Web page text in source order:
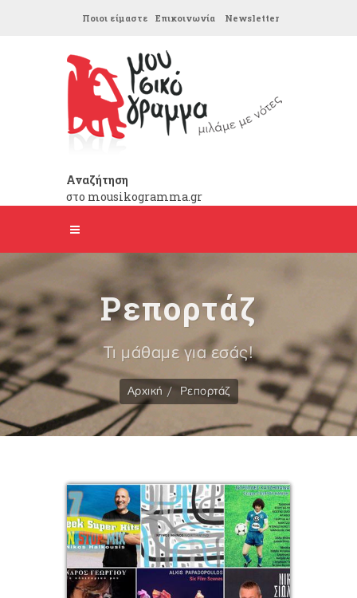
Ποιοι είμαστε Επικοινωνία Newsletter
Αναζήτηση
στο mousikogramma.gr
Ρεπορτάζ
Τι μάθαμε για εσάς!
Αρχική Ρεπορτάζ